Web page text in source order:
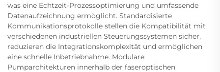
was eine Echtzeit-Prozessoptimierung und umfassende
Datenaufzeichnung ermöglicht. Standardisierte
Kommunikationsprotokolle stellen die Kompatibilität mit
verschiedenen industriellen Steuerungssystemen sicher,
reduzieren die Integrationskomplexität und ermöglichen
eine schnelle Inbetriebnahme. Modulare
Pumparchitekturen innerhalb der faseroptischen